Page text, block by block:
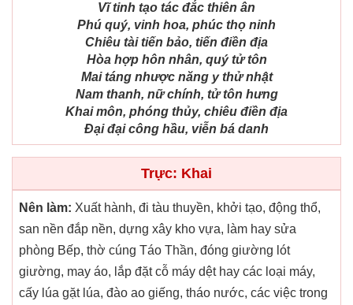
Vĩ tinh tạo tác đắc thiên ân
Phú quý, vinh hoa, phúc thọ ninh
Chiêu tài tiến bảo, tiến điền địa
Hòa hợp hôn nhân, quý tử tôn
Mai táng nhược năng y thử nhật
Nam thanh, nữ chính, tử tôn hưng
Khai môn, phóng thủy, chiêu điền địa
Đại đại công hầu, viễn bá danh
Trực: Khai
Nên làm: Xuất hành, đi tàu thuyền, khởi tạo, động thổ,
san nền đắp nền, dựng xây kho vựa, làm hay sửa
phòng Bếp, thờ cúng Táo Thần, đóng giường lót
giường, may áo, lắp đặt cỗ máy dệt hay các loại máy,
cấy lúa gặt lúa, đào ao giếng, tháo nước, các việc trong